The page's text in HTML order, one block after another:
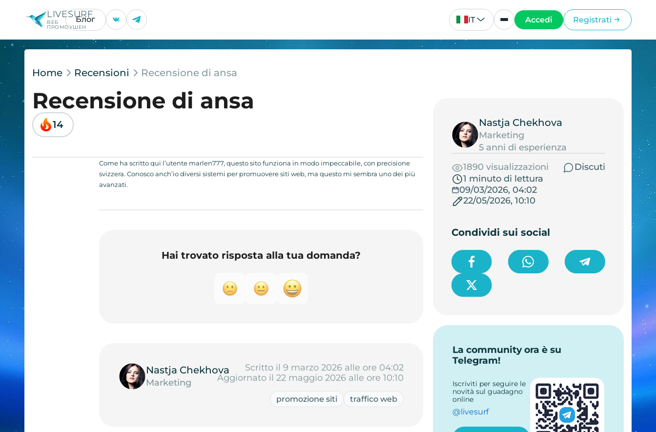
LIVESURF
ВЕБ
ПРОМОУШЕН
Блог IT Accedi Registrati
Home Recensioni Recensione di ansa
Recensione di ansa
14
Come ha scritto qui l’utente marlen777, questo sito funziona in modo impeccabile, con precisione
svizzera. Conosco anch’io diversi sistemi per promuovere siti web, ma questo mi sembra uno dei più
avanzati.
Hai trovato risposta alla tua domanda?
Nastja Chekhova
Marketing
Scritto il 9 marzo 2026 alle ore 04:02
Aggiornato il 22 maggio 2026 alle ore 10:10
promozione siti traffico web
Nastja Chekhova
Marketing
5 anni di esperienza
1890 visualizzazioni
Discuti
1 minuto di lettura
09/03/2026, 04:02
22/05/2026, 10:10
Condividi sui social
La community ora è su
Telegram!
Iscriviti per seguire le
novità sul guadagno
online
@livesurf